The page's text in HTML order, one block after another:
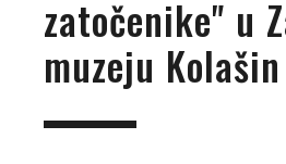
zatočenike" u
muzeju Kolašin